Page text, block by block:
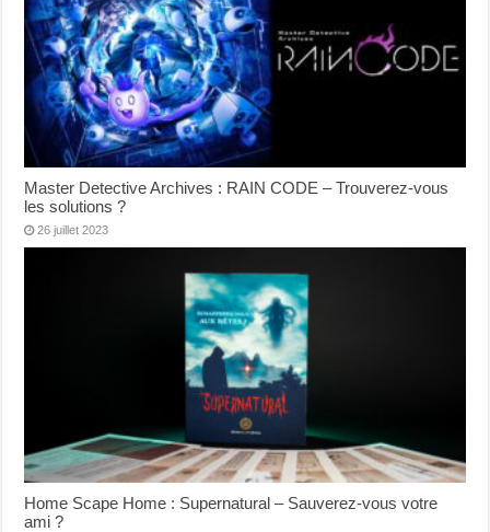
Master Detective Archives : RAIN CODE – Trouverez-vous
les solutions ?
26 juillet 2023
Home Scape Home : Supernatural – Sauverez-vous votre
ami ?